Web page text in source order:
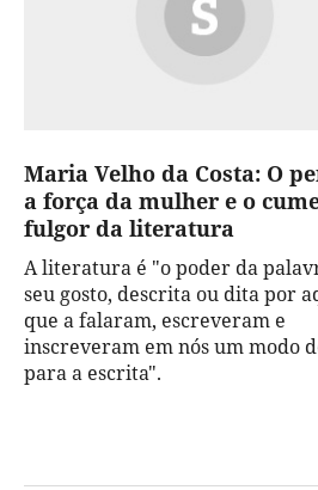
Maria Velho da Costa: O
a força da mulher e o
fulgor da literatura
A literatura é "o poder da
seu gosto, descrita ou dita por
que a falaram, escreveram e
inscreveram em nós um modo
para a escrita".